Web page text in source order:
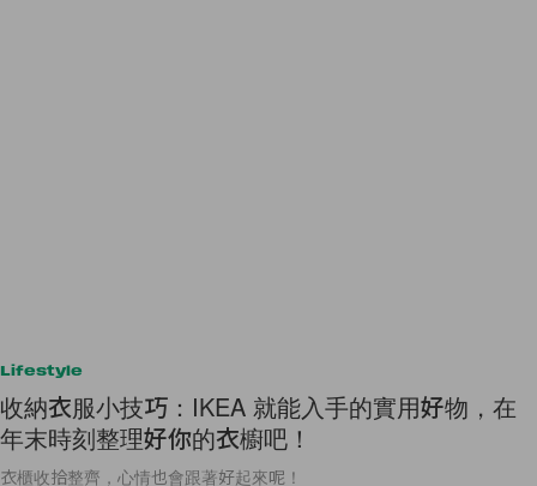
Lifestyle
收納衣服小技巧：IKEA 就能入手的實用好物，在
年末時刻整理好你的衣櫥吧！
衣櫃收拾整齊，心情也會跟著好起來呢！